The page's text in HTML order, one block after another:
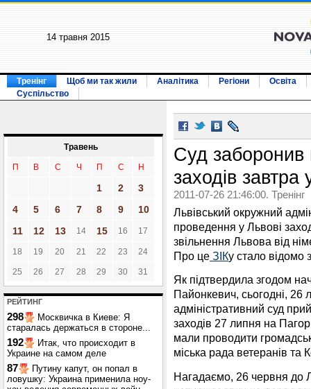
14 травня 2015
Тренінг Щоб ми так жили Аналітика Регіони
Освіта
Суспільство
Травень
П В С Ч П С Н
1 2
3
4
5 6 7 8 9
10
11
12 13 14 15 16 17
18 19 20 21 22 23 24
25 26 27 28 29 30 31
РЕЙТИНГ
298
Москвичка в Киеве: Я
старалась держаться в стороне...
192
Итак, что происходит в
Украине на самом деле
87
Путину капут, он попал в
ловушку: Украина применила ноу-
Суд заборонив
заходів завтра
2011-07-26 21:46:00. Тренінг
Львівський окружний
проведення у Львові
звільнення Львова від
Про це ЗІКу стало відомо
Як підтвердила згодом
Пайонкевич, сьогодні, 26
адміністративний суд
заходів 27 липня на
мали проводити
міська рада ветеранів та
Нагадаємо, 26 червня до